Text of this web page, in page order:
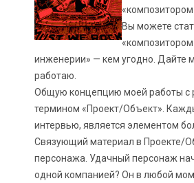
Вы можете
инженерии» — кем угодно. Дайте
работаю.
Общую концепцию моей работы с
термином «Проект/Объект».
интервью, является элементом
Связующий материал в Проекте/
персонажа. Удачный персонаж
одной компанией? Он в любой